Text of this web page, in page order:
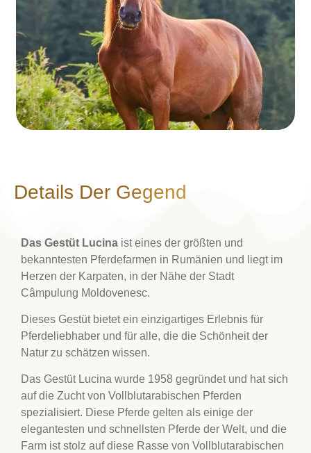
Details Der Gegend
Das Gestüt Lucina ist eines der größten und
bekanntesten Pferdefarmen in Rumänien und liegt im
Herzen der Karpaten, in der Nähe der Stadt
Câmpulung Moldovenesc.
Dieses Gestüt bietet ein einzigartiges Erlebnis für
Pferdeliebhaber und für alle, die die Schönheit der
Natur zu schätzen wissen.
Das Gestüt Lucina wurde 1958 gegründet und hat sich
auf die Zucht von Vollblutarabischen Pferden
spezialisiert. Diese Pferde gelten als einige der
elegantesten und schnellsten Pferde der Welt, und die
Farm ist stolz auf diese Rasse von Vollblutarabischen